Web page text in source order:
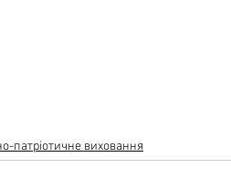
патріотичне виховання